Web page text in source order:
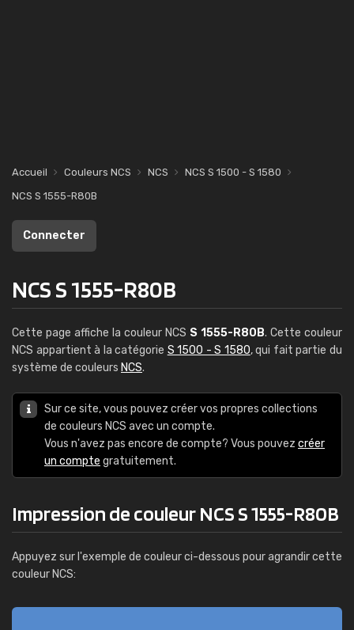
Accueil Couleurs NCS NCS
NCS S 1500 - S 1580
NCS S 1555-R80B
Connecter
NCS S 1555-R80B
Cette page affiche la couleur NCS S 1555-R80B. Cette couleur
NCS appartient à la catégorie S 1500 - S 1580, qui fait partie du
système de couleurs NCS.
Sur ce site, vous pouvez créer vos propres collections
de couleurs NCS avec un compte.
Vous n'avez pas encore de compte? Vous pouvez créer
un compte gratuitement.
Impression de couleur NCS S 1555-R80B
Appuyez sur l'exemple de couleur ci-dessous pour agrandir cette
couleur NCS: